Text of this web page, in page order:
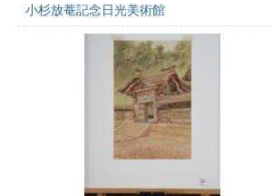
小杉放菴記念日光美術館